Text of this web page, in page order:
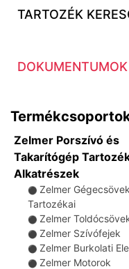
TARTOZÉK
DOKUMENTUMOK
Zelmer Porszívó és
Takarítógép
Alkatrészek
⚫ Zelmer
Tartozékai
⚫ Zelmer
⚫ Zelmer Szívófejek
⚫ Zelmer Burkolati
⚫ Zelmer Motorok